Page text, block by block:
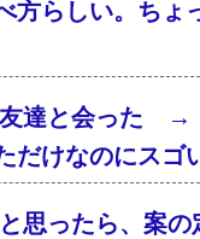
方らしい。
達と会った →
けなのにスゴ
と思ったら、